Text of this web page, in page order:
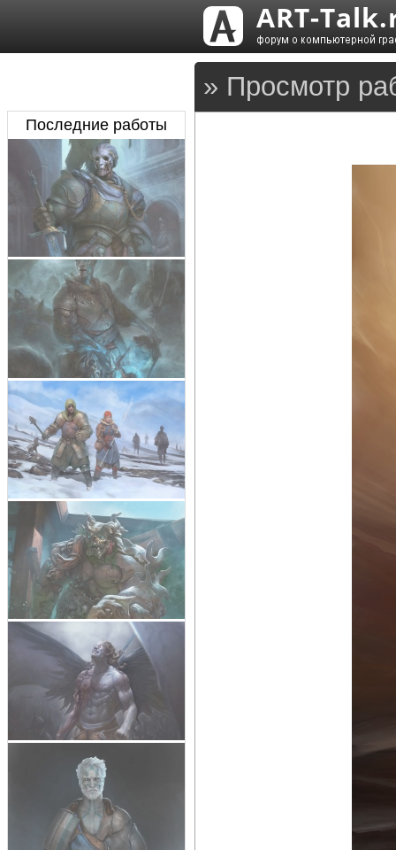
» Просмотр
Последние работы